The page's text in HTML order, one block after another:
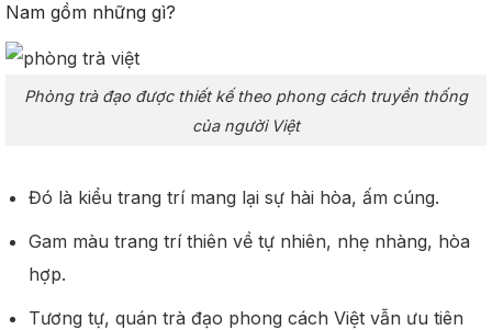
Nam gồm những gì?
Phòng trà đạo được thiết kế theo phong cách truyền thống
của người Việt
Đó là kiểu trang trí mang lại sự hài hòa, ấm cúng.
Gam màu trang trí thiên về tự nhiên, nhẹ nhàng, hòa
hợp.
Tương tự, quán trà đạo phong cách Việt vẫn ưu tiên